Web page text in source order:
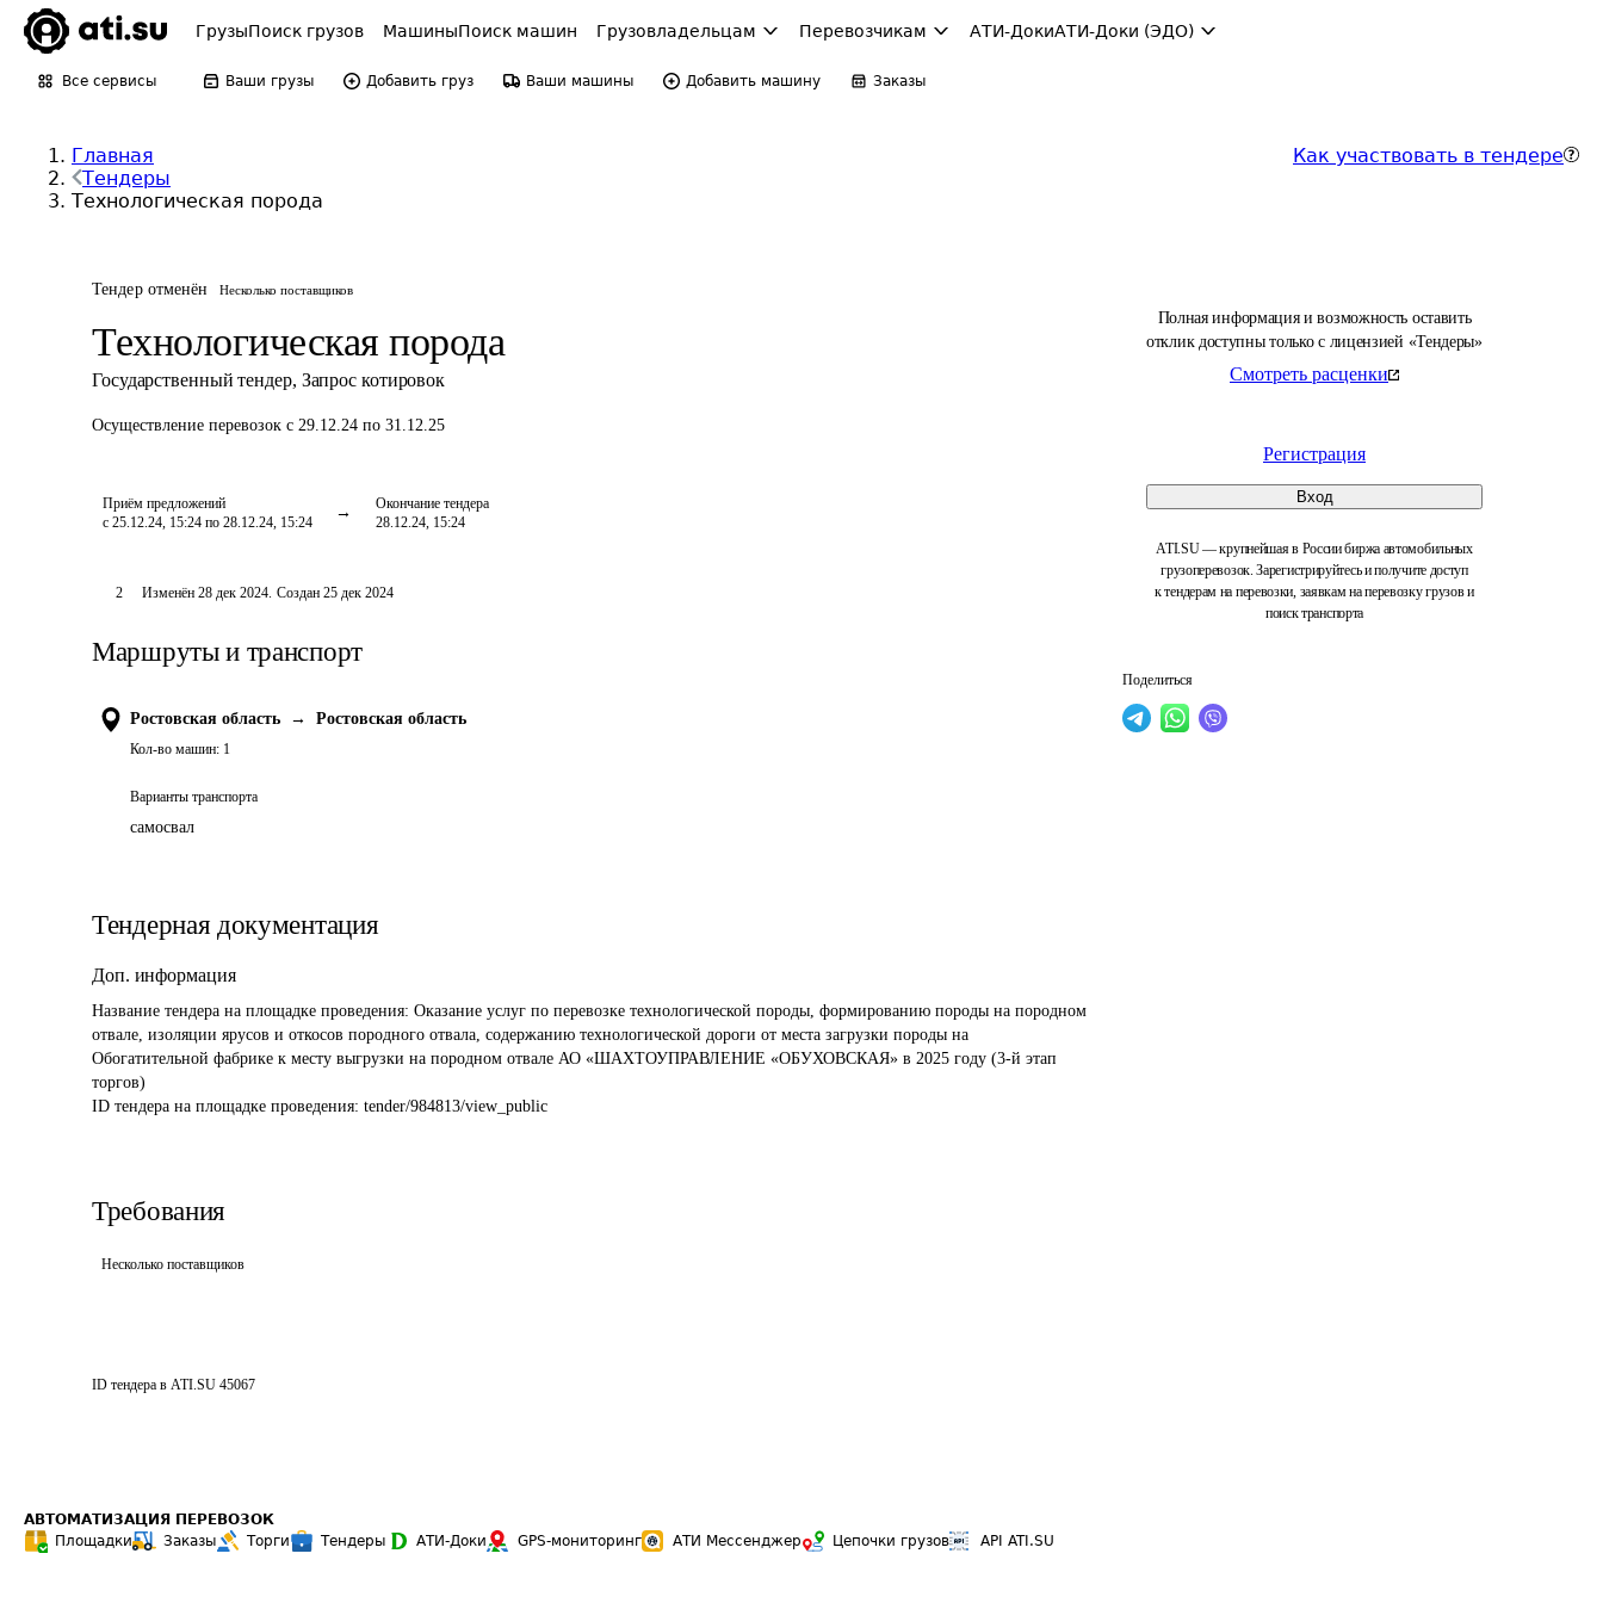
ГрузыПоиск грузов МашиныПоиск машин Грузовладельцам Перевозчикам АТИ-ДокиАТИ-Доки (ЭДО)
Все сервисы Ваши грузы Добавить груз Ваши машины Добавить машину Заказы
Главная
Тендеры
Технологическая порода
Как участвовать в тендере
Тендер отменён Несколько поставщиков
Технологическая порода
Государственный тендер, Запрос котировок
Осуществление перевозок с 29.12.24 по 31.12.25
Приём предложений
с 25.12.24, 15:24 по 28.12.24, 15:24
Окончание тендера
28.12.24, 15:24
Полная информация и возможность оставить
отклик доступны только с лицензией «Тендеры»
Смотреть расценки
Регистрация
Вход
ATI.SU — крупнейшая в России биржа автомобильных
грузоперевозок. Зарегистрируйтесь и получите доступ
к тендерам на перевозки, заявкам на перевозку грузов и
поиск транспорта
Поделиться
2 Изменён 28 дек 2024. Создан 25 дек 2024
Маршруты и транспорт
Ростовская область → Ростовская область
Кол-во машин: 1
Варианты транспорта
самосвал
Тендерная документация
Доп. информация
Название тендера на площадке проведения: Оказание услуг по перевозке технологической породы, формированию породы на породном
отвале, изоляции ярусов и откосов породного отвала, содержанию технологической дороги от места загрузки породы на
Обогатительной фабрике к месту выгрузки на породном отвале АО «ШАХТОУПРАВЛЕНИЕ «ОБУХОВСКАЯ» в 2025 году (3-й этап
торгов)
ID тендера на площадке проведения: tender/984813/view_public
Требования
Несколько поставщиков
ID тендера в ATI.SU 45067
АВТОМАТИЗАЦИЯ ПЕРЕВОЗОК
Площадки
Заказы Торги Тендеры АТИ-Доки GPS-мониторинг АТИ Мессенджер Цепочки грузов API ATI.SU